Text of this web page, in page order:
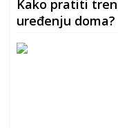
Kako pratiti
uređenju doma?